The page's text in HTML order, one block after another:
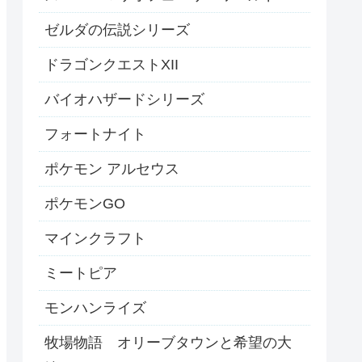
ゼルダの伝説シリーズ
ドラゴンクエストXII
バイオハザードシリーズ
フォートナイト
ポケモン アルセウス
ポケモンGO
マインクラフト
ミートピア
モンハンライズ
牧場物語 オリーブタウンと希望の大